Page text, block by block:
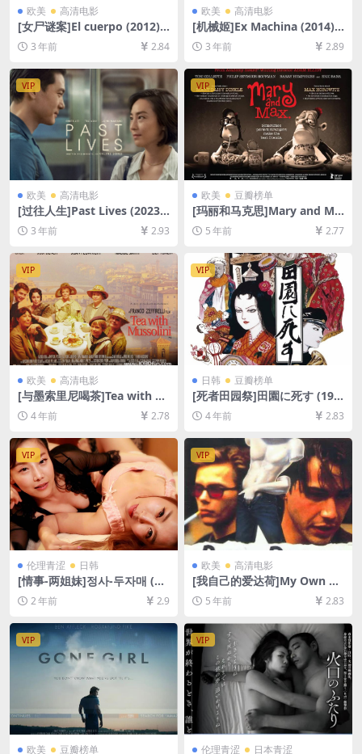
欧美 高清电影
[女尸谜案]El cuerpo (2012)
[百度网盘+迅雷云盘资源1080
P超清未删减][MP4/5GB][中
3 年前 2.84
欧美 高清电影
[机械姬]Ex Machina (2014)
[百度网盘+夸克网盘1080P超
清未删减资源][网盘在线播放/
3 年前 2.89
VIP
欧美 高清电影
[过往人生]Past Lives (2023)
[百度网盘+夸克网盘1080P超
清未删减资源][网盘在线播放/
下载][MP4/9GB][中文字幕]
3 年前 2.93
VIP
欧美 豆瓣榜单
[玛丽和马克思]Mary and Ma
x (2009)[百度网盘+迅雷云盘
资源1080P超清未删减][MP4/
5.9GB][中英字幕]
5 年前 2.77
VIP
欧美 高清电影
[与墨索里尼喝茶]Tea with M
ussolini (1999)[百度网盘+迅
雷云盘资源1080P超清未删减]
[MP4/7.1GB][中文字幕]
4 年前 2.78
VIP
日韩 豆瓣榜单
[死者田园祭]田園に死す (197
4)[百度网盘+迅雷云盘资源10
80P超清][MP4/6.2GB][日语
中字]
4 年前 2.83
VIP
伦理青涩 日韩
[情事-两姐妹]정사-두자매 (20
17)[百度网盘+夸克网盘1080P
超清未删减资源][网盘下载][M
平板无法在线播放，请使用电
脑下载防和谐压缩包（含解压
密码）】
2 年前 2.9
VIP
欧美 高清电影
[我自己的爱达荷]My Own Pri
vate Idaho (1991)[百度网盘
+迅雷云盘资源1080P超清未
5 年前 2.83
VIP
欧美 豆瓣榜单
VIP
伦理青涩 日本青涩